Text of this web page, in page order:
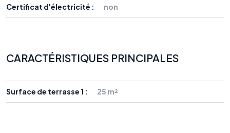
Certificat d'électricité : non
CARACTÉRISTIQUES PRINCIPALES
Surface de terrasse 1 : 25 m²